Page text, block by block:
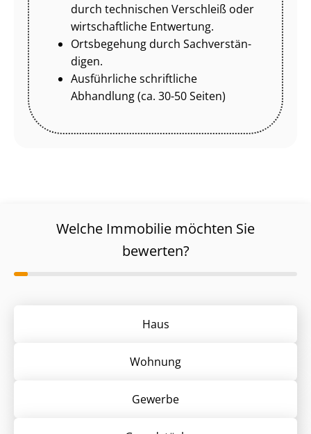
durch technischen Verschleiß oder
wirtschaftliche Entwertung.
Ortsbegehung durch Sach­ver­stän­
di­gen.
Ausführliche schriftliche
Abhandlung (ca. 30-50 Seiten)
Welche Immobilie möchten Sie
bewerten?
Haus
Wohnung
Gewerbe